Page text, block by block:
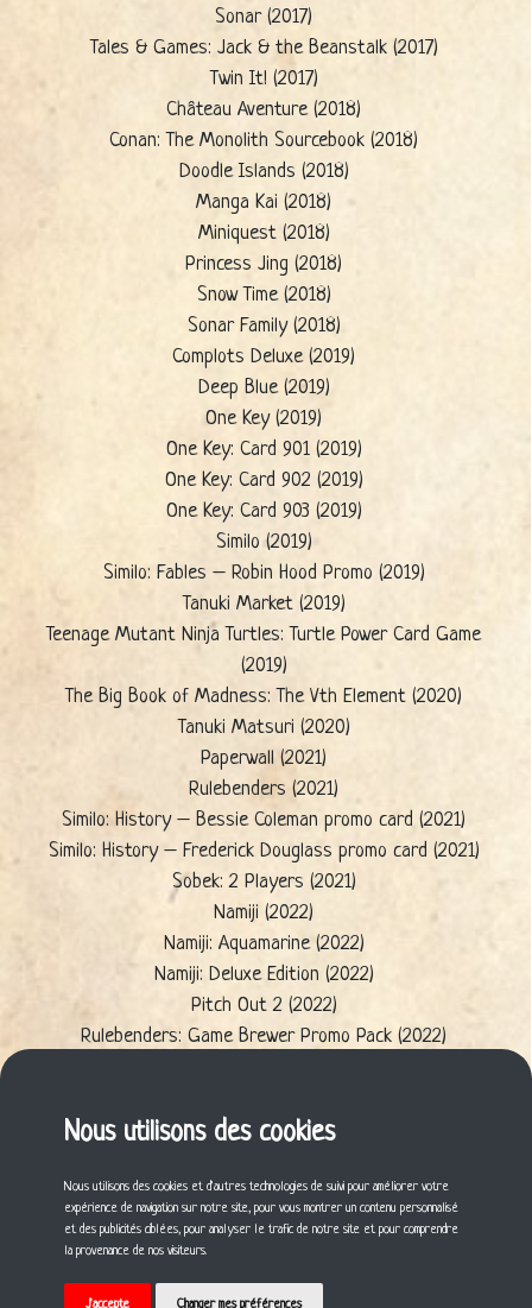
Nous utilisons des cookies
Nous utilisons des cookies et d'autres technologies de suivi pour améliorer votre
expérience de navigation sur notre site, pour vous montrer un contenu personnalisé
et des publicités ciblées, pour analyser le trafic de notre site et pour comprendre
la provenance de nos visiteurs.
J'accepte Changer mes préférences
Sonar (2017)
Tales & Games: Jack & the Beanstalk (2017)
Twin It! (2017)
Château Aventure (2018)
Conan: The Monolith Sourcebook (2018)
Doodle Islands (2018)
Manga Kai (2018)
Miniquest (2018)
Princess Jing (2018)
Snow Time (2018)
Sonar Family (2018)
Complots Deluxe (2019)
Deep Blue (2019)
One Key (2019)
One Key: Card 901 (2019)
One Key: Card 902 (2019)
One Key: Card 903 (2019)
Similo (2019)
Similo: Fables – Robin Hood Promo (2019)
Tanuki Market (2019)
Teenage Mutant Ninja Turtles: Turtle Power Card Game
(2019)
The Big Book of Madness: The Vth Element (2020)
Tanuki Matsuri (2020)
Paperwall (2021)
Rulebenders (2021)
Similo: History – Bessie Coleman promo card (2021)
Similo: History – Frederick Douglass promo card (2021)
Sobek: 2 Players (2021)
Namiji (2022)
Namiji: Aquamarine (2022)
Namiji: Deluxe Edition (2022)
Pitch Out 2 (2022)
Rulebenders: Game Brewer Promo Pack (2022)
The Paradox Initiative (2023)
Cette fiche vous a plu ? Partagez-la !